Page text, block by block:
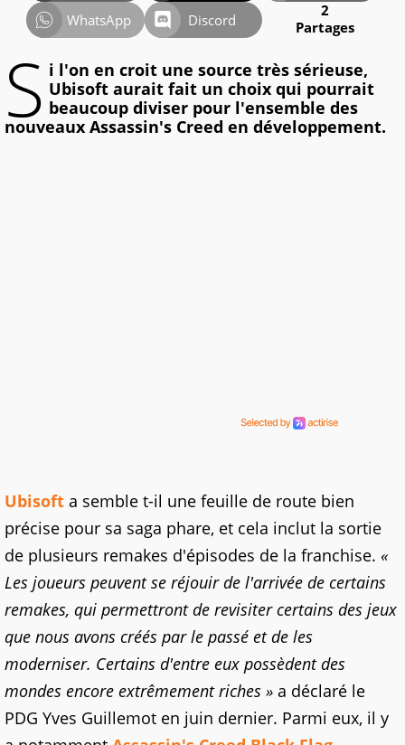
WhatsApp
Discord
2
Partages
S i l'on en croit une source très sérieuse,
Ubisoft aurait fait un choix qui pourrait
beaucoup diviser pour l'ensemble des
nouveaux Assassin's Creed en développement.
Ubisoft a semble t-il une feuille de route bien
précise pour sa saga phare, et cela inclut la sortie
de plusieurs remakes d'épisodes de la franchise. «
Les joueurs peuvent se réjouir de l'arrivée de certains
remakes, qui permettront de revisiter certains des jeux
que nous avons créés par le passé et de les
moderniser. Certains d'entre eux possèdent des
mondes encore extrêmement riches » a déclaré le
PDG Yves Guillemot en juin dernier. Parmi eux, il y